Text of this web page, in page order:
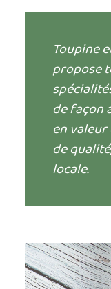
Toupine
propose
de façon
en
de
locale.